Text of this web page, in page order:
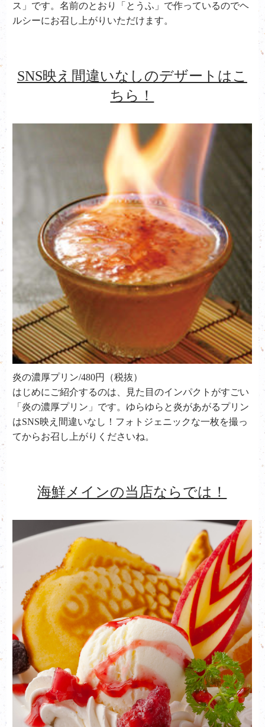
ス」です。名前のとおり「とうふ」で作っているのでヘ
ルシーにお召し上がりいただけます。
SNS映え間違いなしのデザートはこ
ちら！
炎の濃厚プリン/480円（税抜）
はじめにご紹介するのは、見た目のインパクトがすごい
「炎の濃厚プリン」です。ゆらゆらと炎があがるプリン
はSNS映え間違いなし！フォトジェニックな一枚を撮っ
てからお召し上がりくださいね。
海鮮メインの当店ならでは！